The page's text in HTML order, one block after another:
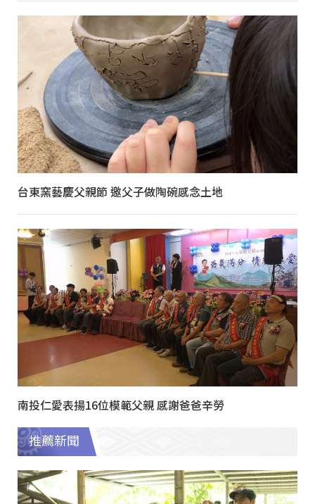
台東窯藝慶父親節 邀父子做陶碗感念土地
南投仁愛表揚16位模範父親 感謝爸爸辛勞
推薦新聞